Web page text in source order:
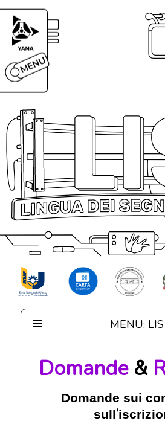
MENU: LIS
Our LIS Courses
Domande&
Domande sui
sull’